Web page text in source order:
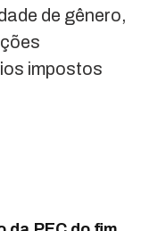
de gênero,
impostos